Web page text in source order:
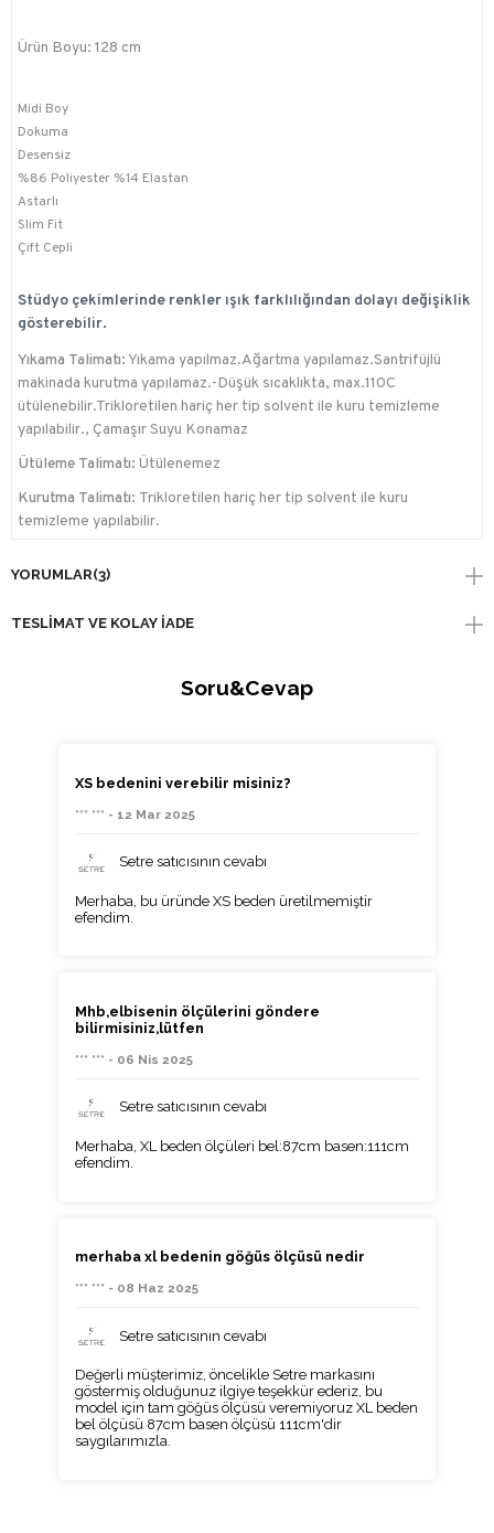
Ürün Boyu: 128 cm
Midi Boy
Dokuma
Desensiz
%86 Poliyester %14 Elastan
Astarlı
Slim Fit
Çift Cepli
Stüdyo çekimlerinde renkler ışık farklılığından dolayı değişiklik
gösterebilir.
Yıkama Talimatı:Yıkama yapılmaz.Ağartma yapılamaz.Santrifüjlü
makinada kurutma yapılamaz.-Düşük sıcaklıkta, max.110C
ütülenebilir.Trikloretilen hariç her tip solvent ile kuru temizleme
yapılabilir., Çamaşır Suyu Konamaz
Ütüleme Talimatı: Ütülenemez
Kurutma Talimatı: Trikloretilen hariç her tip solvent ile kuru
temizleme yapılabilir.
YORUMLAR(3)
TESLIMAT VE KOLAY İADE
Soru&Cevap
XS bedenini verebilir misiniz?
*** *** - 12 Mar 2025
Setre satıcısının cevabı
Merhaba, bu üründe XS beden üretilmemiştir
efendim.
Mhb,elbisenin ölçülerini göndere
bilirmisiniz,lütfen
*** *** - 06 Nis 2025
Setre satıcısının cevabı
Merhaba, XL beden ölçüleri bel:87cm basen:111cm
efendim.
merhaba xl bedenin göğüs ölçüsü nedir
*** *** - 08 Haz 2025
Setre satıcısının cevabı
Değerli müşterimiz, öncelikle Setre markasını
göstermiş olduğunuz ilgiye teşekkür ederiz, bu
model için tam göğüs ölçüsü veremiyoruz XL beden
bel ölçüsü 87cm basen ölçüsü 111cm'dir
saygılarımızla.